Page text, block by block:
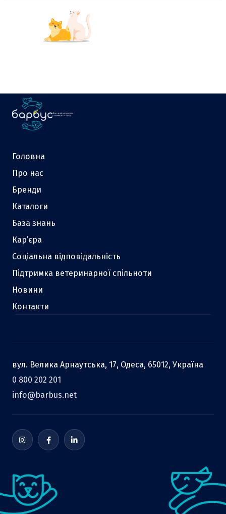
Ваш надійний партнер
у зоотоварах з 2000 р.
Головна
Про нас
Бренди
Каталоги
База знань
Кар’єра
Соціальна відповідальність
Підтримка ветеринарної спільноти
Новини
Контакти
вул. Велика Арнаутська, 17, Одеса, 65012, Україна
0 800 202 201
info@barbus.net